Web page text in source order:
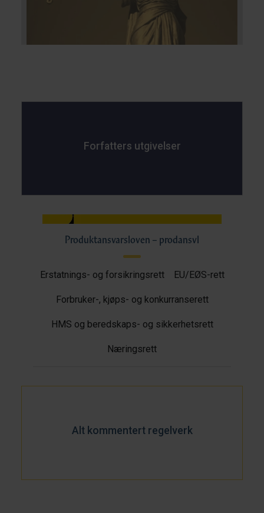
Forfatters utgivelser
Produktansvarsloven – prodansvl
Erstatnings- og forsikringsrett EU/EØS-rett
Forbruker-, kjøps- og konkurranserett
HMS og beredskaps- og sikkerhetsrett
Næringsrett
Alt kommentert regelverk